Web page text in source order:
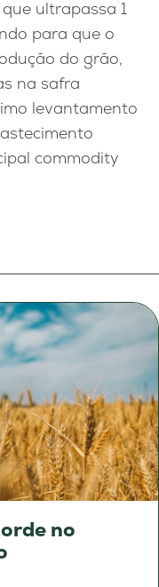
ultrapassa 1
para que o
do grão,
na safra
levantamento
commodity
no